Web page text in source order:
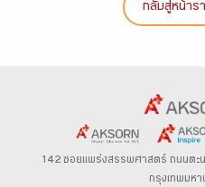
กลับสู่หน้าร
142 ซอยแพร่งสรรพศาสตร์ ถนนตะ
กรุงเทพมห